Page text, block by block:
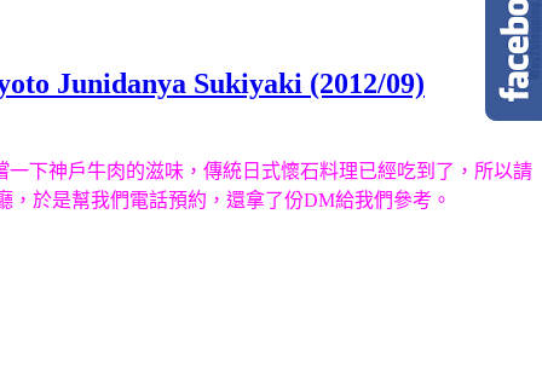
Junidanya Sukiyaki (2012/09)
下神戶牛肉的滋味，傳統日式懷石料理已經吃到了，所以請
於是幫我們電話預約，還拿了份DM給我們參考。